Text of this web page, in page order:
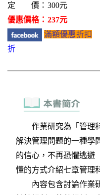
定 價：300元
優惠價格：237元
滿額優惠折扣
折